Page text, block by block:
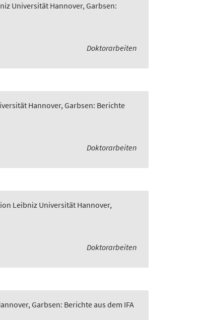
Universität Hannover, Garbsen:
Doktorarbeiten
Hannover, Garbsen: Berichte
Doktorarbeiten
Leibniz Universität Hannover,
Doktorarbeiten
Garbsen: Berichte aus dem IFA